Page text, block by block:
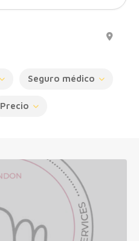
Seguro médico
Precio